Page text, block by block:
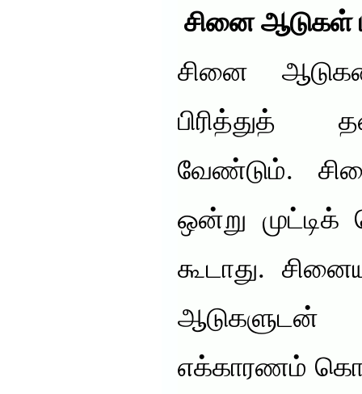
சினை ஆடுகள்
சினை
பிரித்துத்
வேண்டும்.
ஒன்று
கூடாது.
எக்காரணம்